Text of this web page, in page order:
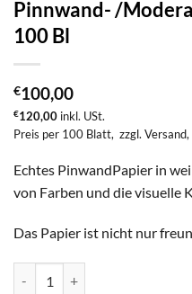
Pinnwand- /
100 Bl
€100,00
€120,00 inkl. USt.
Preis per 100 Blatt, zzgl. Versand,
Echtes PinwandPapier in
von Farben und die visuelle
Das Papier ist nicht nur